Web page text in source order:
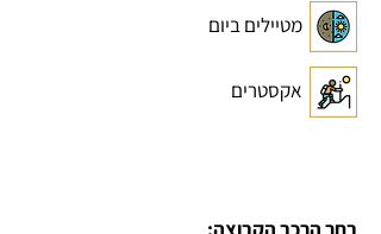
מטיילים ביום
אקסטרים